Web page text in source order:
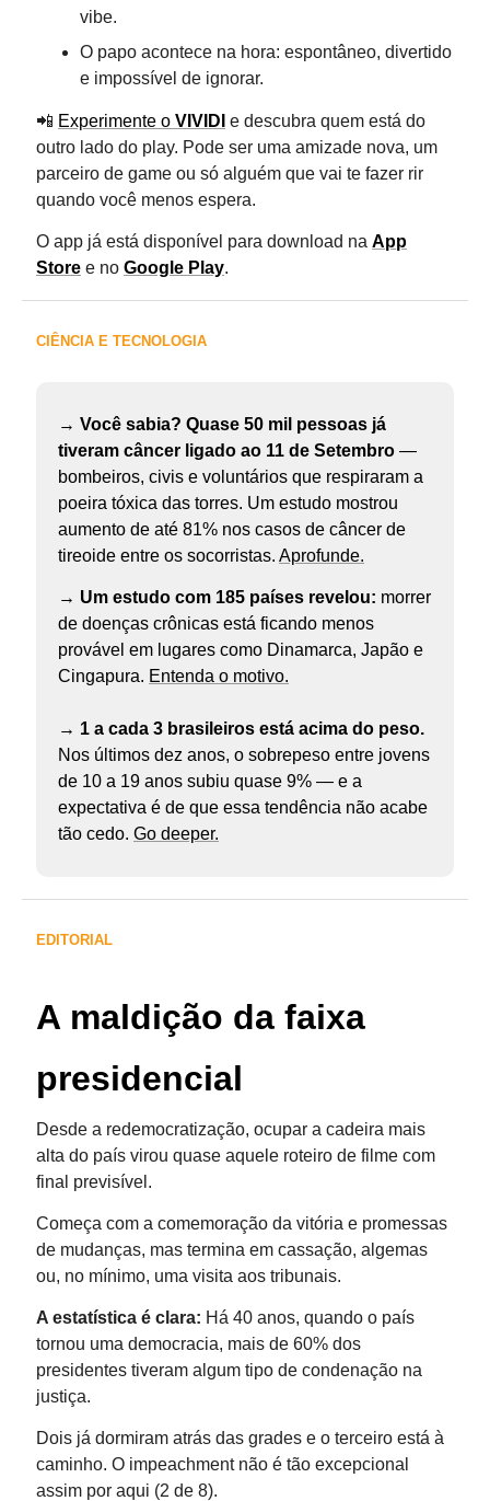
vibe.
O papo acontece na hora: espontâneo, divertido
e impossível de ignorar.
📲 Experimente o VIVIDI e descubra quem está do
outro lado do play. Pode ser uma amizade nova, um
parceiro de game ou só alguém que vai te fazer rir
quando você menos espera.
O app já está disponível para download na App
Store e no Google Play.
CIÊNCIA E TECNOLOGIA
→ Você sabia? Quase 50 mil pessoas já
tiveram câncer ligado ao 11 de Setembro —
bombeiros, civis e voluntários que respiraram a
poeira tóxica das torres. Um estudo mostrou
aumento de até 81% nos casos de câncer de
tireoide entre os socorristas. Aprofunde.
→ Um estudo com 185 países revelou: morrer
de doenças crônicas está ficando menos
provável em lugares como Dinamarca, Japão e
Cingapura. Entenda o motivo.
→ 1 a cada 3 brasileiros está acima do peso.
Nos últimos dez anos, o sobrepeso entre jovens
de 10 a 19 anos subiu quase 9% — e a
expectativa é de que essa tendência não acabe
tão cedo. Go deeper.
EDITORIAL
A maldição da faixa
presidencial
Desde a redemocratização, ocupar a cadeira mais
alta do país virou quase aquele roteiro de filme com
final previsível.
Começa com a comemoração da vitória e promessas
de mudanças, mas termina em cassação, algemas
ou, no mínimo, uma visita aos tribunais.
A estatística é clara: Há 40 anos, quando o país
tornou uma democracia, mais de 60% dos
presidentes tiveram algum tipo de condenação na
justiça.
Dois já dormiram atrás das grades e o terceiro está à
caminho. O impeachment não é tão excepcional
assim por aqui (2 de 8).